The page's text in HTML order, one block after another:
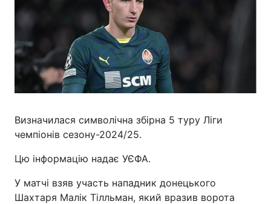
Визначилася символічна збірна 5 туру Ліги
чемпіонів сезону-2024/25.
Цю інформацію надає УЄФА.
У матчі взяв участь нападник донецького
Шахтаря Малік Тілльман, який вразив ворота